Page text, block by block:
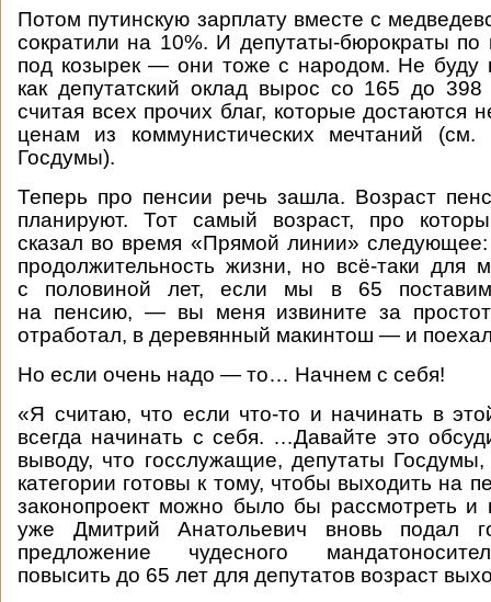
Потом путинскую зарплату вместе с
сократили на 10%. И депутаты-бюрократы по
под козырек — они тоже с народом. Не буду
как депутатский оклад вырос со 165 до
считая всех прочих благ, которые достаются
ценам из коммунистических мечтаний
Госдумы).
Теперь про пенсии речь зашла. Возраст
планируют. Тот самый возраст, про
сказал во время «Прямой линии»
продолжительность жизни, но всё‑таки
с половиной лет, если мы в 65
на пенсию, — вы меня извините за
отработал, в деревянный макинтош — и
Но если очень надо — то… Начнем с себя!
«Я считаю, что если что-то и начинать в
всегда начинать с себя. …Давайте это
выводу, что госслужащие, депутаты
категории готовы к тому, чтобы выходить на
законопроект можно было бы рассмотреть и
уже Дмитрий Анатольевич вновь подал
предложение чудесного
повысить до 65 лет для депутатов возраст